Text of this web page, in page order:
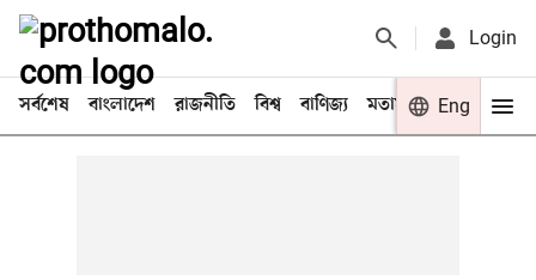
Login
সর্বশেষ বাংলাদেশ রাজনীতি বিশ্ব বাণিজ্য মতামত খেলা
Eng